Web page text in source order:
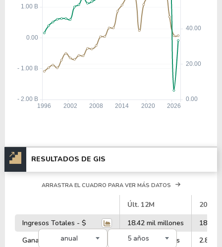
RESULTADOS DE GIS
anual 5 años
ARRASTRA EL CUADRO PARA VER MÁS DATOS
Últ. 12M
2026
Ingresos Totales - $
18.42 mil millones
18.42
Ganancia Operativa - $
2.81 mil millones
2.81